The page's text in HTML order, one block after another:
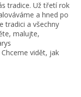
tradice. Už třetí rok
a hned po
tradici a všechny
malujte,
vidět, jak